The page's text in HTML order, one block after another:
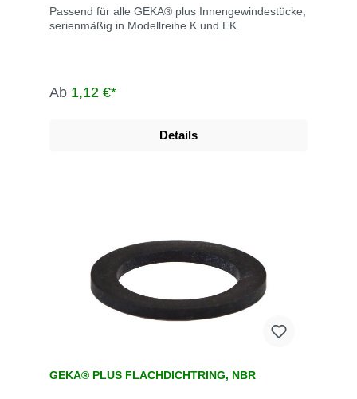
Passend für alle GEKA® plus Innengewindestücke,
serienmäßig in Modellreihe K und EK.
Ab 1,12 €*
Details
GEKA® PLUS FLACHDICHTRING, NBR